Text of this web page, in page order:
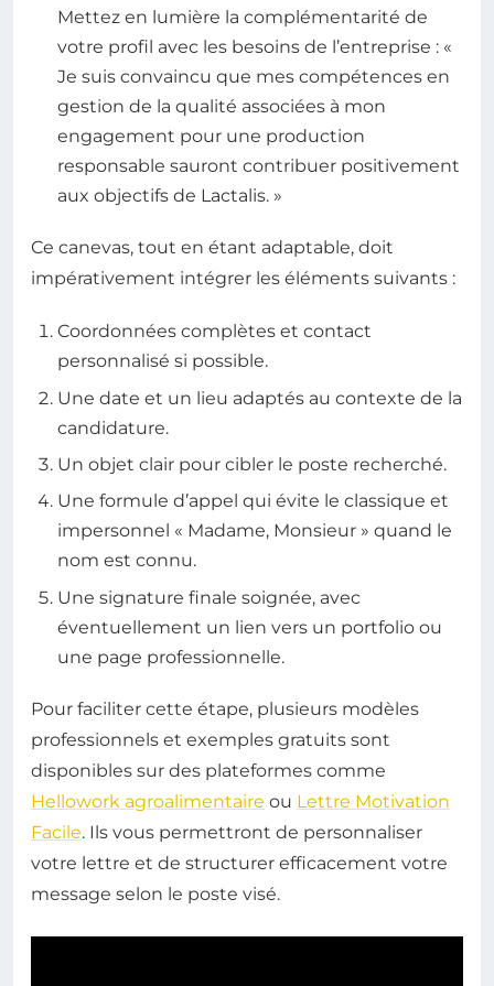
Mettez en lumière la complémentarité de
votre profil avec les besoins de l’entreprise : «
Je suis convaincu que mes compétences en
gestion de la qualité associées à mon
engagement pour une production
responsable sauront contribuer positivement
aux objectifs de Lactalis. »
Ce canevas, tout en étant adaptable, doit
impérativement intégrer les éléments suivants :
Coordonnées complètes et contact
personnalisé si possible.
Une date et un lieu adaptés au contexte de la
candidature.
Un objet clair pour cibler le poste recherché.
Une formule d’appel qui évite le classique et
impersonnel « Madame, Monsieur » quand le
nom est connu.
Une signature finale soignée, avec
éventuellement un lien vers un portfolio ou
une page professionnelle.
Pour faciliter cette étape, plusieurs modèles
professionnels et exemples gratuits sont
disponibles sur des plateformes comme
Hellowork agroalimentaire ou Lettre Motivation
Facile. Ils vous permettront de personnaliser
votre lettre et de structurer efficacement votre
message selon le poste visé.